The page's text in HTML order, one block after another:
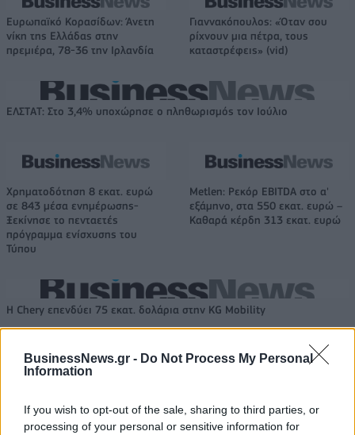
BusinessNews.gr - Do Not Process My Personal
Information
If you wish to opt-out of the sale, sharing to third parties, or
processing of your personal or sensitive information for
Ευρωπαϊκό Κορασίδων: Άνετη
νίκη της Ελλάδας στην
πρεμιέρα, 78-36 την Ιρλανδία
Γιαννακόπουλος: «Όταν σου
ρίχνουν μια πέτρα, τους
καταστρέφεις» (vid)
ΕΛΣΤΑΤ: Στο 3,4% υποχώρησε ο πληθωρισμός τον Ιούλιο
Χρηματοδότηση 8 εκατ. ευρώ
σε 843 μέσα ενημέρωσης-
Ξεκίνησε το πενταετές
πρόγραμμα ενίσχυσης του
Τύπου
Metlen: Ρεκόρ EBITDA στο α'
εξάμηνο, στα 550 εκατ. ευρώ –
Καθαρά κέρδη 313 εκατ. ευρώ
Η Chery επενδύει 75 εκατ. δολάρια στην KG Mobility
Το FIAT 500 Hybrid τώρα από
2028